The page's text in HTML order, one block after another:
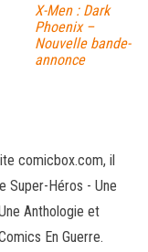
X-Men : Dark
Phoenix –
Nouvelle bande-
annonce
comicbox.com, il
Super-Héros - Une
Anthologie et
En Guerre.